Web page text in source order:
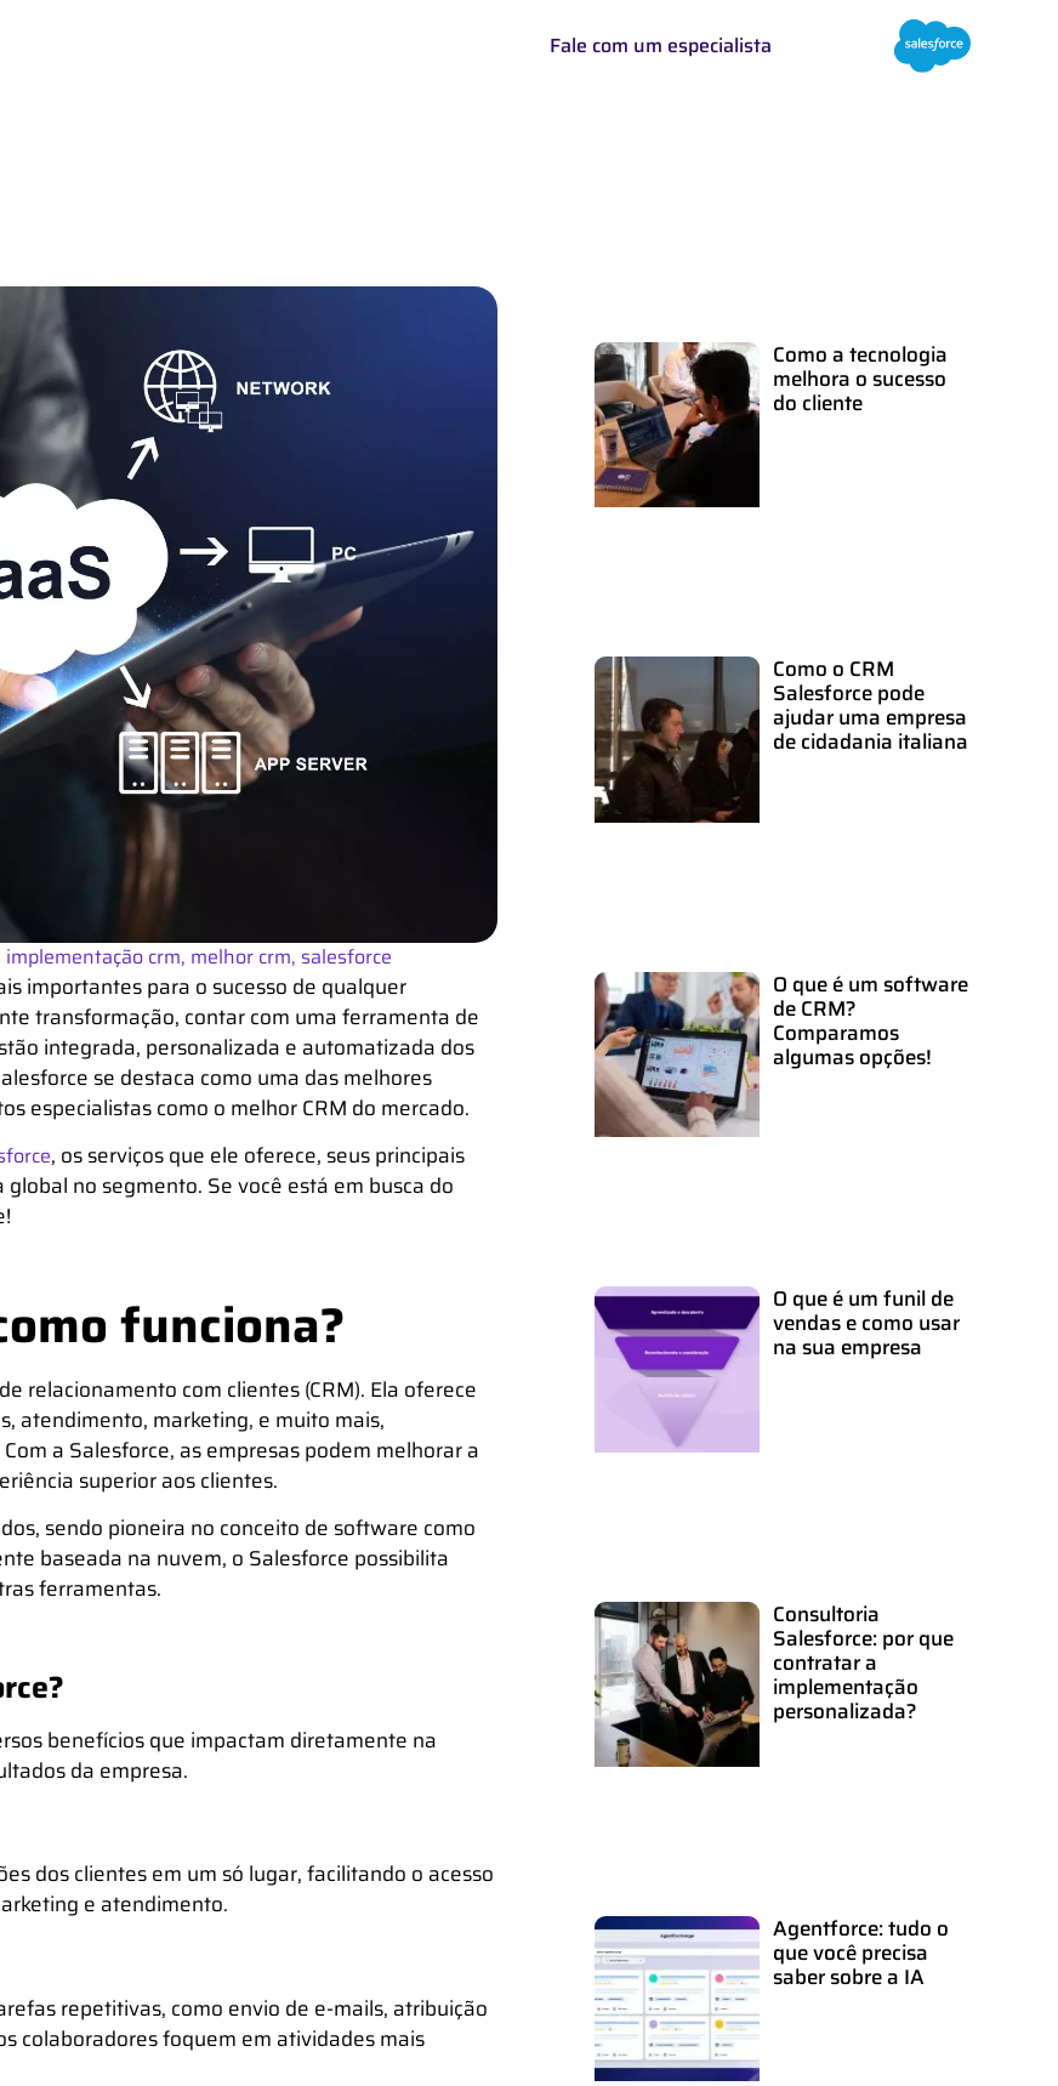
Fale com um especialista
implementação crm, melhor crm, salesforce
importantes para o sucesso de qualquer
transformação, contar com uma ferramenta de
integrada, personalizada e automatizada dos
se destaca como uma dasmelhores
especialistas como o melhor CRM do mercado.
, os serviços que ele oferece, seus principais
no segmento. Se você está em busca do
funciona?
relacionamento com clientes (CRM). Ela oferece
atendimento, marketing, e muito mais,
a Salesforce, as empresas podem melhorar a
superior aos clientes.
sendo pioneira no conceito de software como
baseada na nuvem, o Salesforce possibilita
ferramentas.
benefícios que impactam diretamente na
da empresa.
dos clientes em um só lugar, facilitando o acesso
e atendimento.
repetitivas, como envio de e-mails, atribuição
colaboradores foquem em atividades mais
Como a tecnologia
melhora o sucesso
do cliente
Como o CRM
Salesforce pode
ajudar uma empresa
de cidadania italiana
O que é um software
de CRM?
Comparamos
algumas opções!
O que é um funil de
vendas e como usar
na sua empresa
Consultoria
Salesforce: por que
contratar a
implementação
personalizada?
Agentforce: tudo o
que você precisa
saber sobre a IA